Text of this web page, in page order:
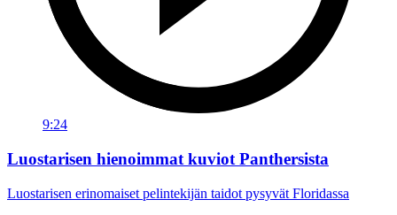
9:24
Luostarisen hienoimmat kuviot Panthersista
Luostarisen erinomaiset pelintekijän taidot pysyvät Floridassa